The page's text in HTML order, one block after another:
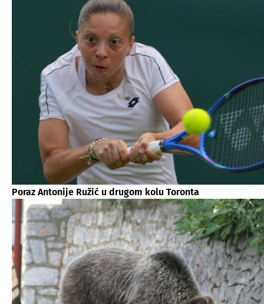
Poraz Antonije Ružić u drugom kolu Toronta